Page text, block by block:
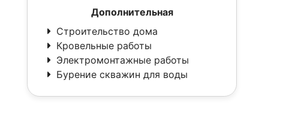
Дополнительная
Строительство дома
Кровельные работы
Электромонтажные работы
Бурение скважин для воды